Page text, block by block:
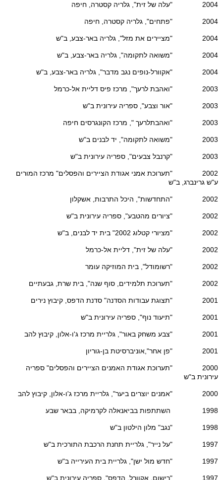
2004 "עלה של זית", גלריה קסטרה, חיפה
2004 "פתחים", גלריה קסטרה, חיפה
2004 "מציירים את מזל", גלריה באר-צבע, ב"ש
2004 "משואה לתקומה", גלריה באר-צבע, ב"ש
2004 "אקוורל-נופים נגב מדבר", גלריה באר-צבע, ב"ש
2003 "ואהבת לרעך", מרכז פיס דליית אל-כרמל
2003 "אור וצבע", ספריה עירונית ב"ש
2003 "ואהבתלרעך ", מרכז הקונגרסים חיפה
2003 "משואה לתקומה", יד לבנים ב"ש
2003 "קרנבל צבעים", ספריה עירונית ב"ש
2002 "תערוכת אמני אגודת הציירים והפסלים" מרכז המורים
ע"ש גרינברג, ב"ש
2002 "התחדשות", היכל התרבות, אשקלון
2002 "ציורים מהטבע", ספריה עירונית ב"ש
2002 "מציורי קטלוג 2002" בית יד לבנים, ב"ש
2002 "עלה של זית", דליית אל-כרמל
2002 "רשומודל", בית המוזיקה עומר
2002 "תערוכת תלמידים, סוף שנה", בית שרת, גבעתיים
2001 "תצוגת עבודות הסדנה" סדנת הדפס, קיבוץ נירים
2001 "תיעוד נוף", ספריה עירונית ב"ש
2001 "צבע משחק באור", גלריית מרכז ג'ו-אלון, קיבוץ להב
2001 "פן אחר",אוניברסיטת בן-גוריון
2000 "תערוכת אגודת האמנים הציירים והפסלים" ספריה
עירונית ב"ש
2000 "אמנים יוצרים ביער", גלריית מרכז ג'ו-אלון, קיבוץ להב
1998 השתתפות בביאנאלה לקרמיקה, בבאר שבע
1998 "נגב" מלון הילטון ב"ש
1997 "על נייר", גלריית תחנת הרכבת התורכית ב"ש
1997 "חדש מול ישן", גלריית בית העירייה ב"ש
1997 "רישום, אקוורל, הדפס", ספריה עירונית ב"ש